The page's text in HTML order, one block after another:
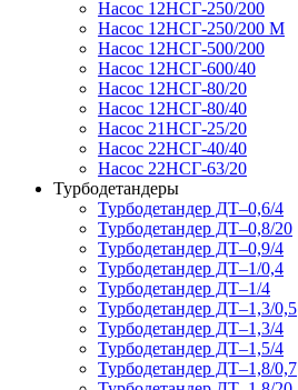
Насос 12НСГ-250/200
Насос 12НСГ-250/200 М
Насос 12НСГ-500/200
Насос 12НСГ-600/40
Насос 12НСГ-80/20
Насос 12НСГ-80/40
Насос 21НСГ-25/20
Насос 22НСГ-40/40
Насос 22НСГ-63/20
Турбодетандеры
Турбодетандер ДТ–0,6/4
Турбодетандер ДТ–0,8/20
Турбодетандер ДТ–0,9/4
Турбодетандер ДТ–1/0,4
Турбодетандер ДТ–1/4
Турбодетандер ДТ–1,3/0,5
Турбодетандер ДТ–1,3/4
Турбодетандер ДТ–1,5/4
Турбодетандер ДТ–1,8/0,7